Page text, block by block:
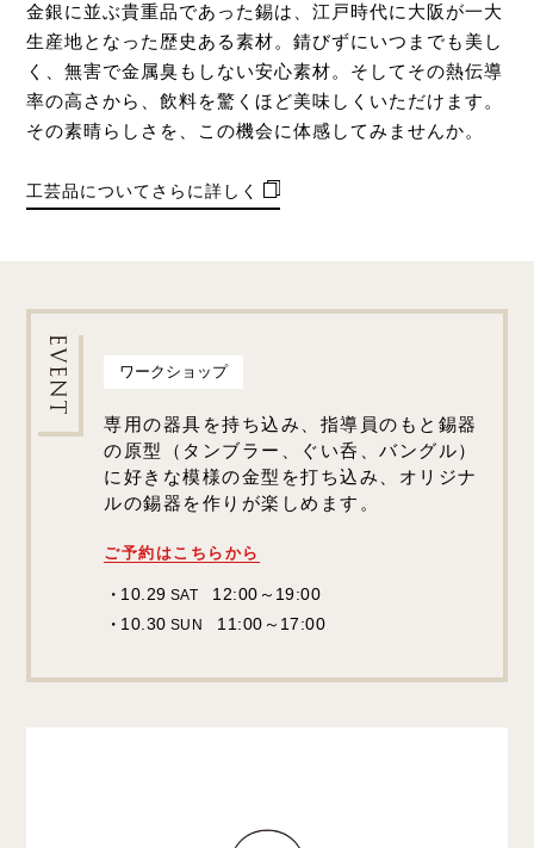
金銀に並ぶ貴重品であった錫は、江戸時代に大阪が一大
生産地となった歴史ある素材。錆びずにいつまでも美し
く、無害で金属臭もしない安心素材。そしてその熱伝導
率の高さから、飲料を驚くほど美味しくいただけます。
その素晴らしさを、この機会に体感してみませんか。
工芸品についてさらに詳しく
ワークショップ
専用の器具を持ち込み、指導員のもと錫器
の原型（タンブラー、ぐい呑、バングル）
に好きな模様の金型を打ち込み、オリジナ
ルの錫器を作りが楽しめます。
ご予約はこちらから
10.29 SAT
12:00～19:00
10.30 SUN 11:00～17:00